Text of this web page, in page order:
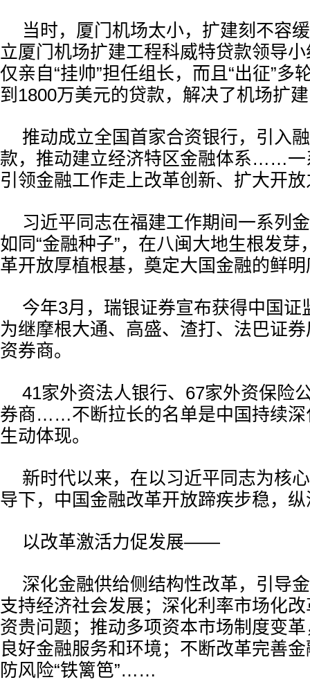
当时，厦门机场太小，扩建刻不容
立厦门机场扩建工程科威特贷款领导
仅亲自“挂帅”担任组长，而且“出征”多
到1800万美元的贷款，解决了机场扩
推动成立全国首家合资银行，引入
款，推动建立经济特区金融体系……一
引领金融工作走上改革创新、扩大开
习近平同志在福建工作期间一系列
如同“金融种子”，在八闽大地生根发芽
革开放厚植根基，奠定大国金融的鲜
今年3月，瑞银证券宣布获得中国证
为继摩根大通、高盛、渣打、法巴证
资券商。
41家外资法人银行、67家外资保险
券商……不断拉长的名单是中国持续深
生动体现。
新时代以来，在以习近平同志为核
导下，中国金融改革开放蹄疾步稳，
以改革激活力促发展——
深化金融供给侧结构性改革，引导
支持经济社会发展；深化利率市场化
资贵问题；推动多项资本市场制度变
良好金融服务和环境；不断改革完善
防风险“铁篱笆”……